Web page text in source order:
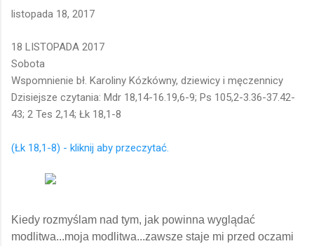
listopada 18, 2017
18 LISTOPADA 2017
Sobota
Wspomnienie bł. Karoliny Kózkówny, dziewicy i męczennicy
Dzisiejsze czytania: Mdr 18,14-16.19,6-9; Ps 105,2-3.36-37.42-
43; 2 Tes 2,14; Łk 18,1-8
(Łk 18,1-8) - kliknij aby przeczytać.
Kiedy rozmyślam nad tym, jak powinna wyglądać
modlitwa...moja modlitwa...zawsze staje mi przed oczami